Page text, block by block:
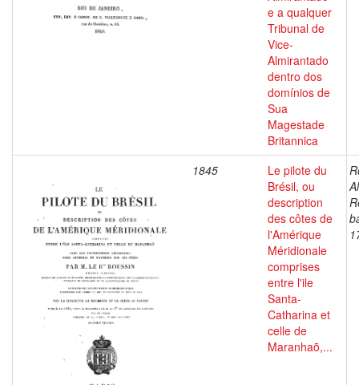
e a qualquer
Tribunal de
Vice-
Almirantado
dentro dos
domínios de
Sua
Magestade
Britannica
1845
Le pilote du
Brésil, ou
description
des côtes de
l'Amérique
Méridionale
comprises
entre l'ile
Santa-
Catharina et
celle de
Maranhaõ,...